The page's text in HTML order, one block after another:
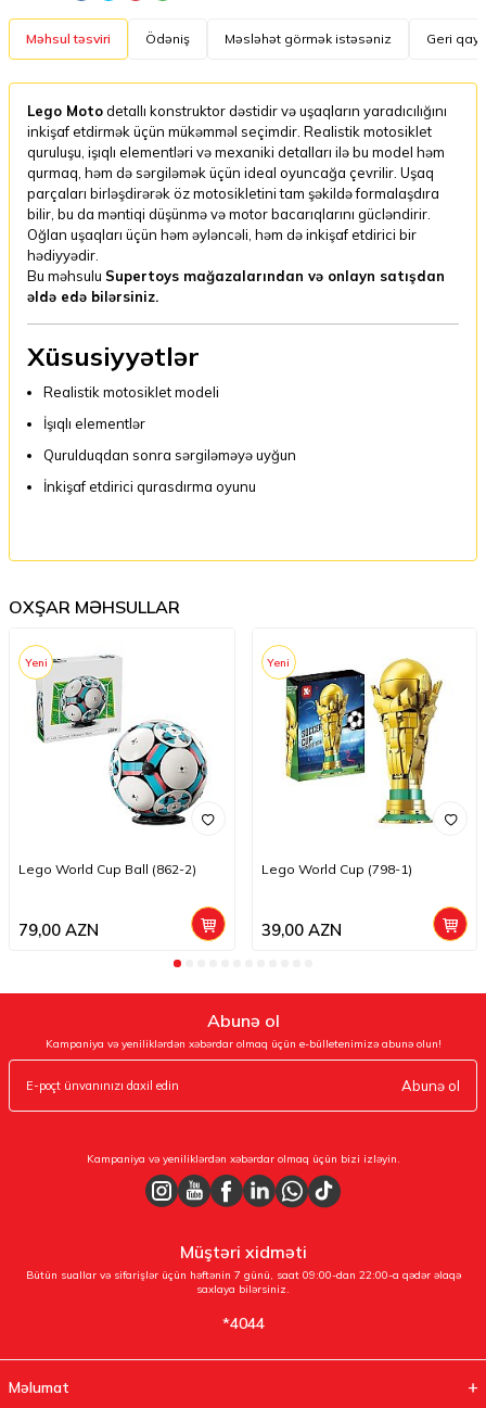
Məhsul təsviri Ödəniş Məsləhət görmək istəsəniz Geri
Lego Motodetallı konstruktor dəstidir və uşaqların yaradıcılığını
inkişaf etdirmək üçün mükəmməl seçimdir. Realistik motosiklet
quruluşu, işıqlı elementləri və mexaniki detalları ilə bu model həm
qurmaq, həm də sərgiləmək üçün ideal oyuncağa çevrilir. Uşaq
parçaları birləşdirərək öz motosikletini tam şəkildə formalaşdıra
bilir, bu da məntiqi düşünmə və motor bacarıqlarını gücləndirir.
Oğlan uşaqları üçün həm əyləncəli, həm də inkişaf etdirici bir
hədiyyədir.
Bu məhsulu Supertoys mağazalarından və onlayn satışdan
əldə edə bilərsiniz.
Xüsusiyyətlər
Realistik motosiklet modeli
İşıqlı elementlər
Qurulduqdan sonra sərgiləməyə uyğun
İnkişaf etdirici qurasdırma oyunu
OXŞAR MƏHSULLAR
Yeni
Lego World Cup Ball (862-2)
79,00 AZN
Yeni
Lego World Cup (798-1)
39,00AZN
Abunə ol
Kampaniya və yeniliklərdən xəbərdar olmaq üçün e-bülletenimizə abunə olun!
Abunə ol
Kampaniya və yeniliklərdən xəbərdar olmaq üçün bizi izləyin.
Müştəri xidməti
Bütün suallar və sifarişlər üçün həftənin 7 günü, saat 09:00-dan 22:00-a qədər əlaqə
saxlaya bilərsiniz.
*4044
Məlumat